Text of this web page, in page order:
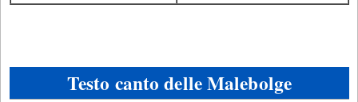
Testo canto delle Malebolge